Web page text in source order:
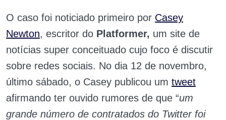
O caso foi noticiado primeiro por Casey
Newton, escritor do Platformer, um site de
notícias super conceituado cujo foco é discutir
sobre redes sociais. No dia 12 de novembro,
último sábado, o Casey publicou um tweet
afirmando ter ouvido rumores de que “um
grande número de contratados do Twitter foi